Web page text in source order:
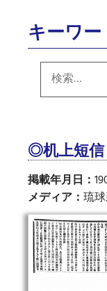
キーワ
索:
◎机上短
掲載年月日：
メディア： 琉